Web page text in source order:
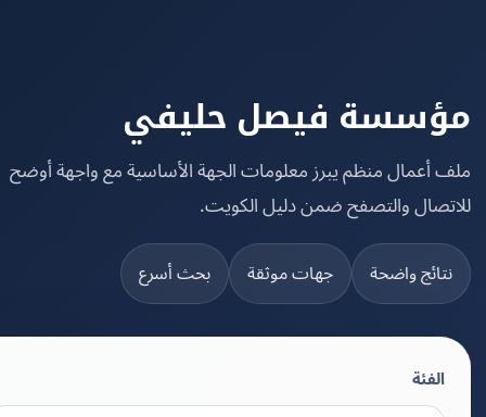
فيصل حليفي
منظم يبرز معلومات الجهة الأساسية مع واجهة أوضح
والتصفح ضمن دليل الكويت.
واضحة جهات موثقة بحث أسرع